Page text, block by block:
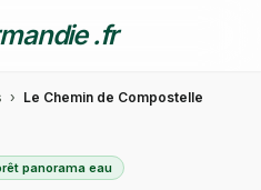
.fr
› Le Chemin de Compostelle
panorama eau